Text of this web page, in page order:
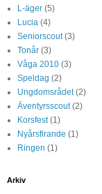
L-äger (5)
Lucia (4)
Seniorscout (3)
Tonår (3)
Våga 2010 (3)
Speldag (2)
Ungdomsrådet (2)
Äventyrsscout (2)
Korsfest (1)
Nyårsfirande (1)
Ringen (1)
Arkiv